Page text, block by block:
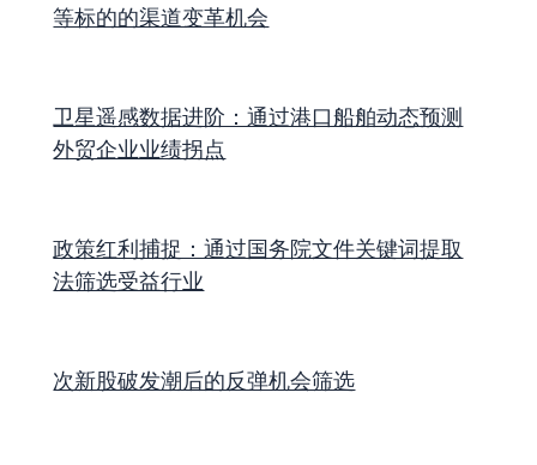
等标的的渠道变革机会
卫星遥感数据进阶：通过港口船舶动态预测
外贸企业业绩拐点
政策红利捕捉：通过国务院文件关键词提取
法筛选受益行业
次新股破发潮后的反弹机会筛选